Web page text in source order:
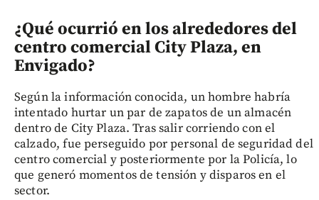
¿Qué ocurrió en los alrededores del
centro comercial City Plaza, en
Envigado?
Según la información conocida, un hombre habría
intentado hurtar un par de zapatos de un almacén
dentro de City Plaza. Tras salir corriendo con el
calzado, fue perseguido por personal de seguridad del
centro comercial y posteriormente por la Policía, lo
que generó momentos de tensión y disparos en el
sector.